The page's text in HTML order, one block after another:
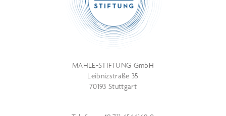
MAHLE-STIFTUNG GmbH
Leibnizstraße 35
70193 Stuttgart